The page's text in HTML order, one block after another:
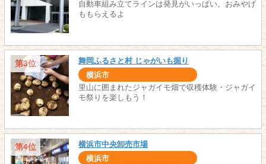
自動車組み立てラインは発見がいっぱい。おみやげ
ももらえるよ
第3位 舞岡ふるさと村 じゃがいも掘り
横浜市
里山に囲まれたジャガイモ畑で収穫体験・ジャガイ
モ祭りを楽しもう！
第4位 横浜市中央卸売市場
横浜市